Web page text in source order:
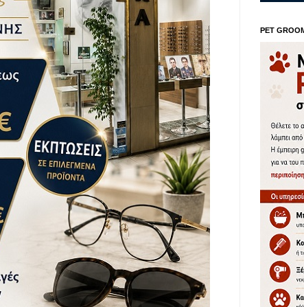
PET